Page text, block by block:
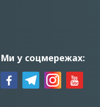
Ми у соцмережах: